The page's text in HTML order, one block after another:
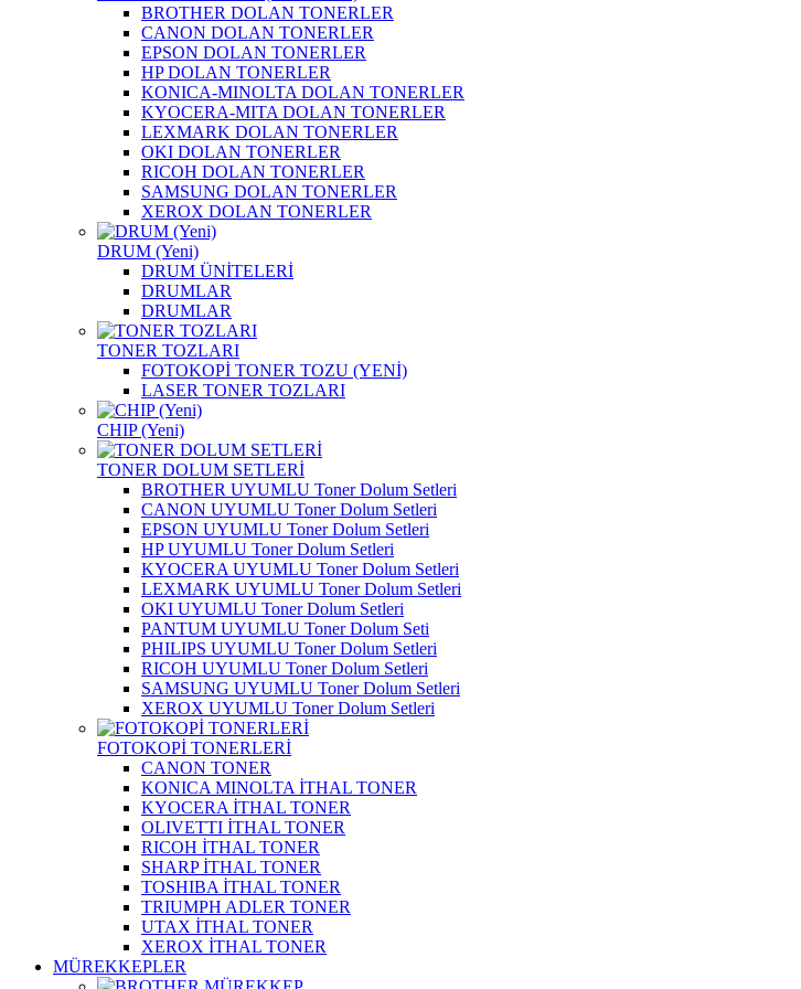
BROTHER DOLAN TONERLER
CANON DOLAN TONERLER
EPSON DOLAN TONERLER
HP DOLAN TONERLER
KONICA-MINOLTA DOLAN TONERLER
KYOCERA-MITA DOLAN TONERLER
LEXMARK DOLAN TONERLER
OKI DOLAN TONERLER
RICOH DOLAN TONERLER
SAMSUNG DOLAN TONERLER
XEROX DOLAN TONERLER
DRUM (Yeni)
DRUM ÜNİTELERİ
DRUMLAR
DRUMLAR
TONER TOZLARI
FOTOKOPİ TONER TOZU (YENİ)
LASER TONER TOZLARI
CHIP (Yeni)
TONER DOLUM SETLERİ
BROTHER UYUMLU Toner Dolum Setleri
CANON UYUMLU Toner Dolum Setleri
EPSON UYUMLU Toner Dolum Setleri
HP UYUMLU Toner Dolum Setleri
KYOCERA UYUMLU Toner Dolum Setleri
LEXMARK UYUMLU Toner Dolum Setleri
OKI UYUMLU Toner Dolum Setleri
PANTUM UYUMLU Toner Dolum Seti
PHILIPS UYUMLU Toner Dolum Setleri
RICOH UYUMLU Toner Dolum Setleri
SAMSUNG UYUMLU Toner Dolum Setleri
XEROX UYUMLU Toner Dolum Setleri
FOTOKOPİ TONERLERİ
CANON TONER
KONICA MINOLTA İTHAL TONER
KYOCERA İTHAL TONER
OLIVETTI İTHAL TONER
RICOH İTHAL TONER
SHARP İTHAL TONER
TOSHIBA İTHAL TONER
TRIUMPH ADLER TONER
UTAX İTHAL TONER
XEROX İTHAL TONER
MÜREKKEPLER